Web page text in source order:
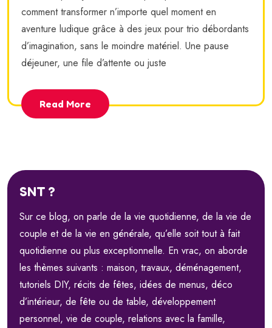
comment transformer n’importe quel moment en
aventure ludique grâce à des jeux pour trio débordants
d’imagination, sans le moindre matériel. Une pause
déjeuner, une file d’attente ou juste
Read More
SNT ?
Sur ce blog, on parle de la vie quotidienne, de la vie de
couple et de la vie en générale, qu’elle soit tout à fait
quotidienne ou plus exceptionnelle. En vrac, on aborde
les thèmes suivants : maison, travaux, déménagement,
tutoriels DIY, récits de fêtes, idées de menus, déco
d’intérieur, de fête ou de table, développement
personnel, vie de couple, relations avec la famille,